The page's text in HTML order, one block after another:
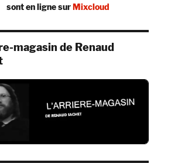
sont en ligne surMixcloud
magasin de Renaud